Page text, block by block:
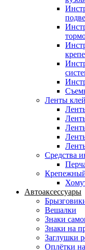
Ленты
Средства
Автоаксессуары
Вешалки
Знаки
Знаки на
Заглушки
Оплётки